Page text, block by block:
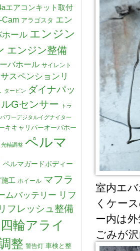
室内エ
くケー
ー内は
ごみが
エアコンキット取付
Cam アラゴスタ エン
ホール エンジン
エンジン整備
バホール サイレント
サスペンションリ
タービン ダイナパッ
Gセンサー
トラ
パワーデジタルイグナイター
キキャリパーオーバホー
軸調整 ペルマ
ペルマガードボディー
工 ホイール マフラ
ムバッテリー リフ
リフレッシュ整備
四輪アライ
整 警告灯 車検と整